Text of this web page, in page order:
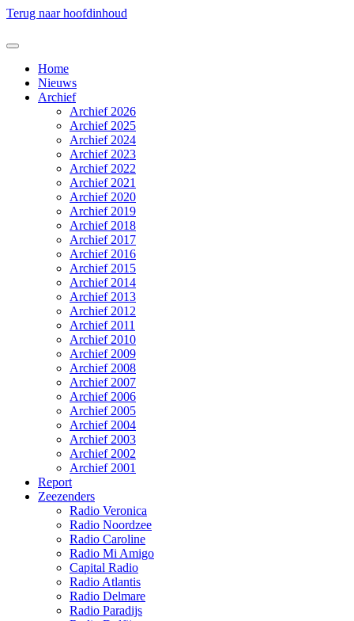
Terug naar hoofdinhoud
Home
Nieuws
Archief
Archief 2026
Archief 2025
Archief 2024
Archief 2023
Archief 2022
Archief 2021
Archief 2020
Archief 2019
Archief 2018
Archief 2017
Archief 2016
Archief 2015
Archief 2014
Archief 2013
Archief 2012
Archief 2011
Archief 2010
Archief 2009
Archief 2008
Archief 2007
Archief 2006
Archief 2005
Archief 2004
Archief 2003
Archief 2002
Archief 2001
Report
Zeezenders
Radio Veronica
Radio Noordzee
Radio Caroline
Radio Mi Amigo
Capital Radio
Radio Atlantis
Radio Delmare
Radio Paradijs